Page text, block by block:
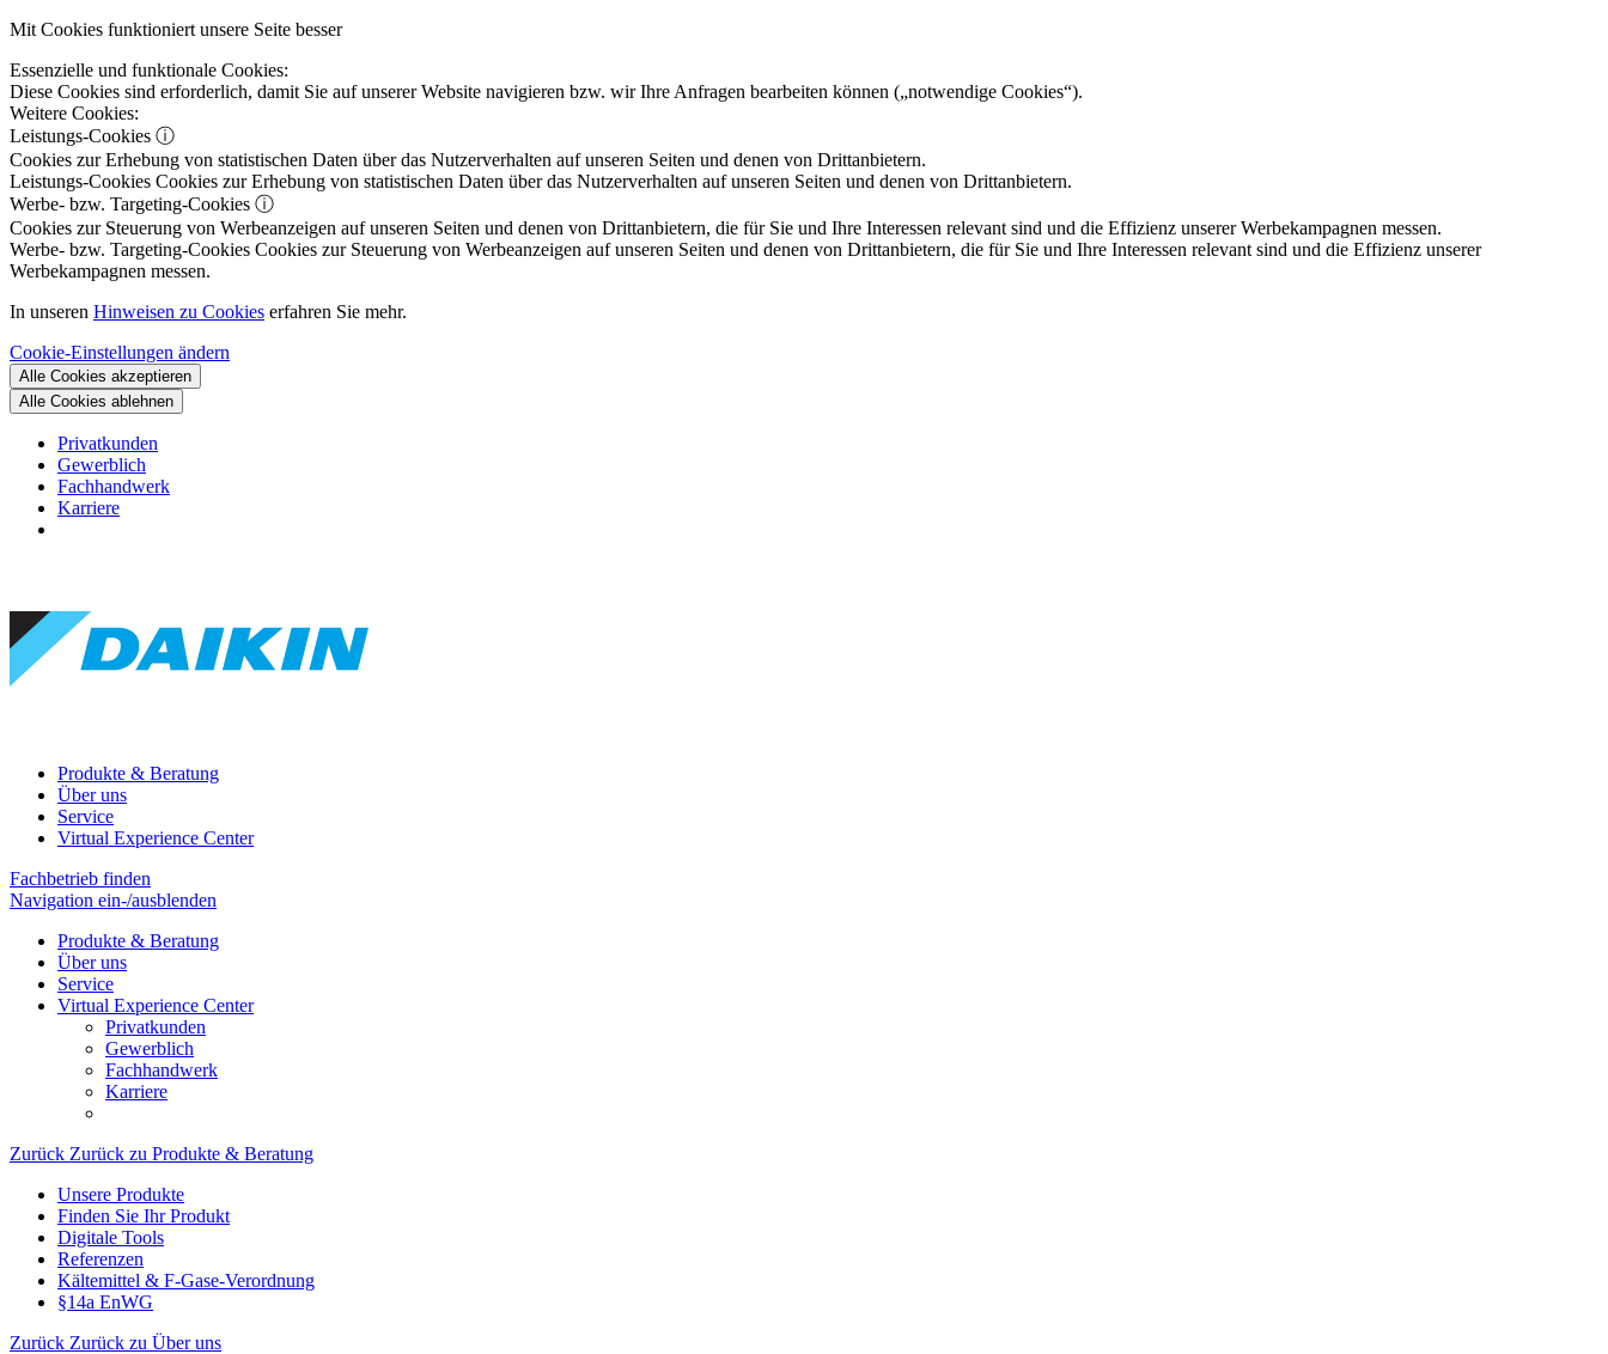
Mit Cookies funktioniert unsere Seite besser
Essenzielle und funktionale Cookies:
Diese Cookies sind erforderlich, damit Sie auf unserer Website navigieren bzw. wir Ihre Anfragen bearbeiten können („notwendige Cookies“).
Weitere Cookies:
Leistungs-Cookies ⓘ
Cookies zur Erhebung von statistischen Daten über das Nutzerverhalten auf unseren Seiten und denen von Drittanbietern.
Leistungs-Cookies Cookies zur Erhebung von statistischen Daten über das Nutzerverhalten auf unseren Seiten und denen von Drittanbietern.
Werbe- bzw. Targeting-Cookies ⓘ
Cookies zur Steuerung von Werbeanzeigen auf unseren Seiten und denen von Drittanbietern, die für Sie und Ihre Interessen relevant sind und die Effizienz unserer Werbekampagnen messen.
Werbe- bzw. Targeting-Cookies Cookies zur Steuerung von Werbeanzeigen auf unseren Seiten und denen von Drittanbietern, die für Sie und Ihre Interessen relevant sind und die Effizienz unserer
Werbekampagnen messen.
In unseren Hinweisen zu Cookies erfahren Sie mehr.
Cookie-Einstellungen ändern
Alle Cookies akzeptieren
Alle Cookies ablehnen
Privatkunden
Gewerblich
Fachhandwerk
Karriere
Produkte & Beratung
Über uns
Service
Virtual Experience Center
Fachbetrieb finden
Navigation ein-/ausblenden
Produkte & Beratung
Über uns
Service
Virtual Experience Center
Privatkunden
Gewerblich
Fachhandwerk
Karriere
Zurück Zurück zu Produkte & Beratung
Unsere Produkte
Finden Sie Ihr Produkt
Digitale Tools
Referenzen
Kältemittel & F-Gase-Verordnung
§14a EnWG
Zurück Zurück zu Über uns